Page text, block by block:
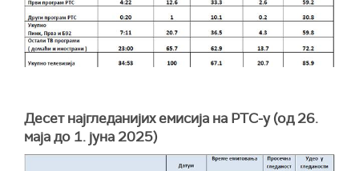
Десет најгледанијих емисија на РТС-у (од 26.
маја до 1. јуна 2025)